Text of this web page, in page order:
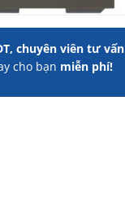
chuyên viên tư vấn
cho bạn miễn phí!